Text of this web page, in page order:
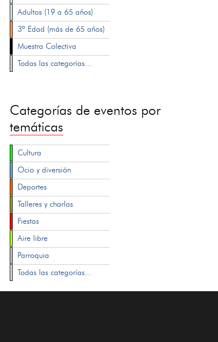
Adultos (19 a 65 años)
3ª Edad (más de 65 años)
Muestra Colectiva
Todas las categorías...
Categorías de eventos por
temáticas
Cultura
Ocio y diversión
Deportes
Talleres y charlas
Fiestas
Aire libre
Parroquia
Todas las categorías...